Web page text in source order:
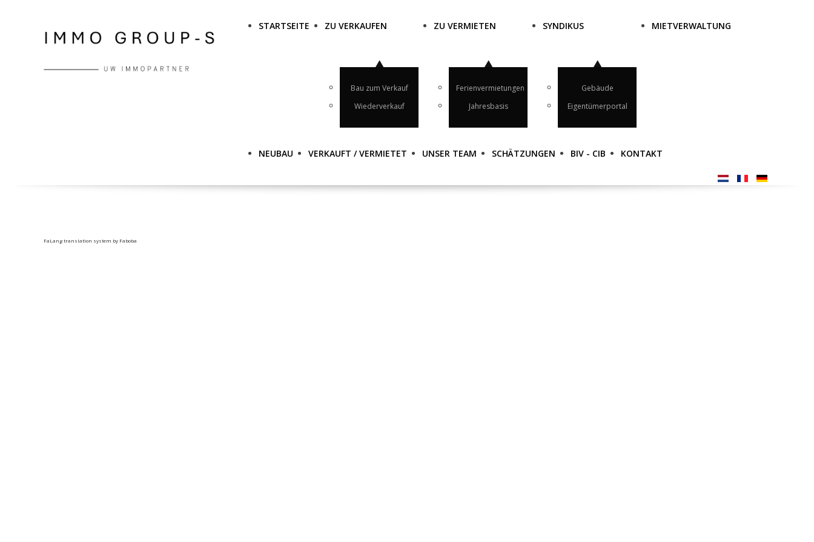
STARTSEITE ZU VERKAUFEN
Bau zum Verkauf
Wiederverkauf
ZU VERMIETEN
Ferienvermietungen
Jahresbasis
SYNDIKUS
Gebäude
Eigentümerportal
MIETVERWALTUNG
NEUBAU VERKAUFT / VERMIETET UNSER TEAM SCHÄTZUNGEN BIV - CIB KONTAKT
FaLang translation system by Faboba